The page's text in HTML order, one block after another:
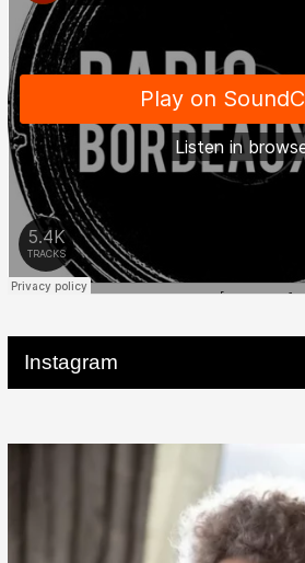
Instagram